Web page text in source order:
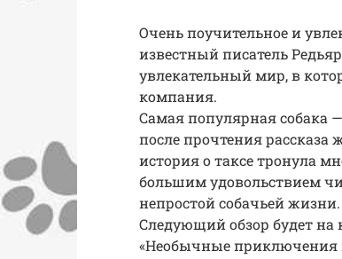
Очень поучительное и
известный писатель
увлекательный мир, в
компания.
Самая популярная собака
после прочтения рассказа
история о таксе тронула
большим удовольствием
непростой собачьей жизни.
Следующий обзор будет на
«Необычные приключения